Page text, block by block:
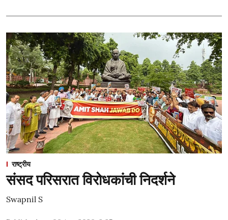
राष्ट्रीय
संसद परिसरात विरोधकांची निदर्शने
Swapnil S